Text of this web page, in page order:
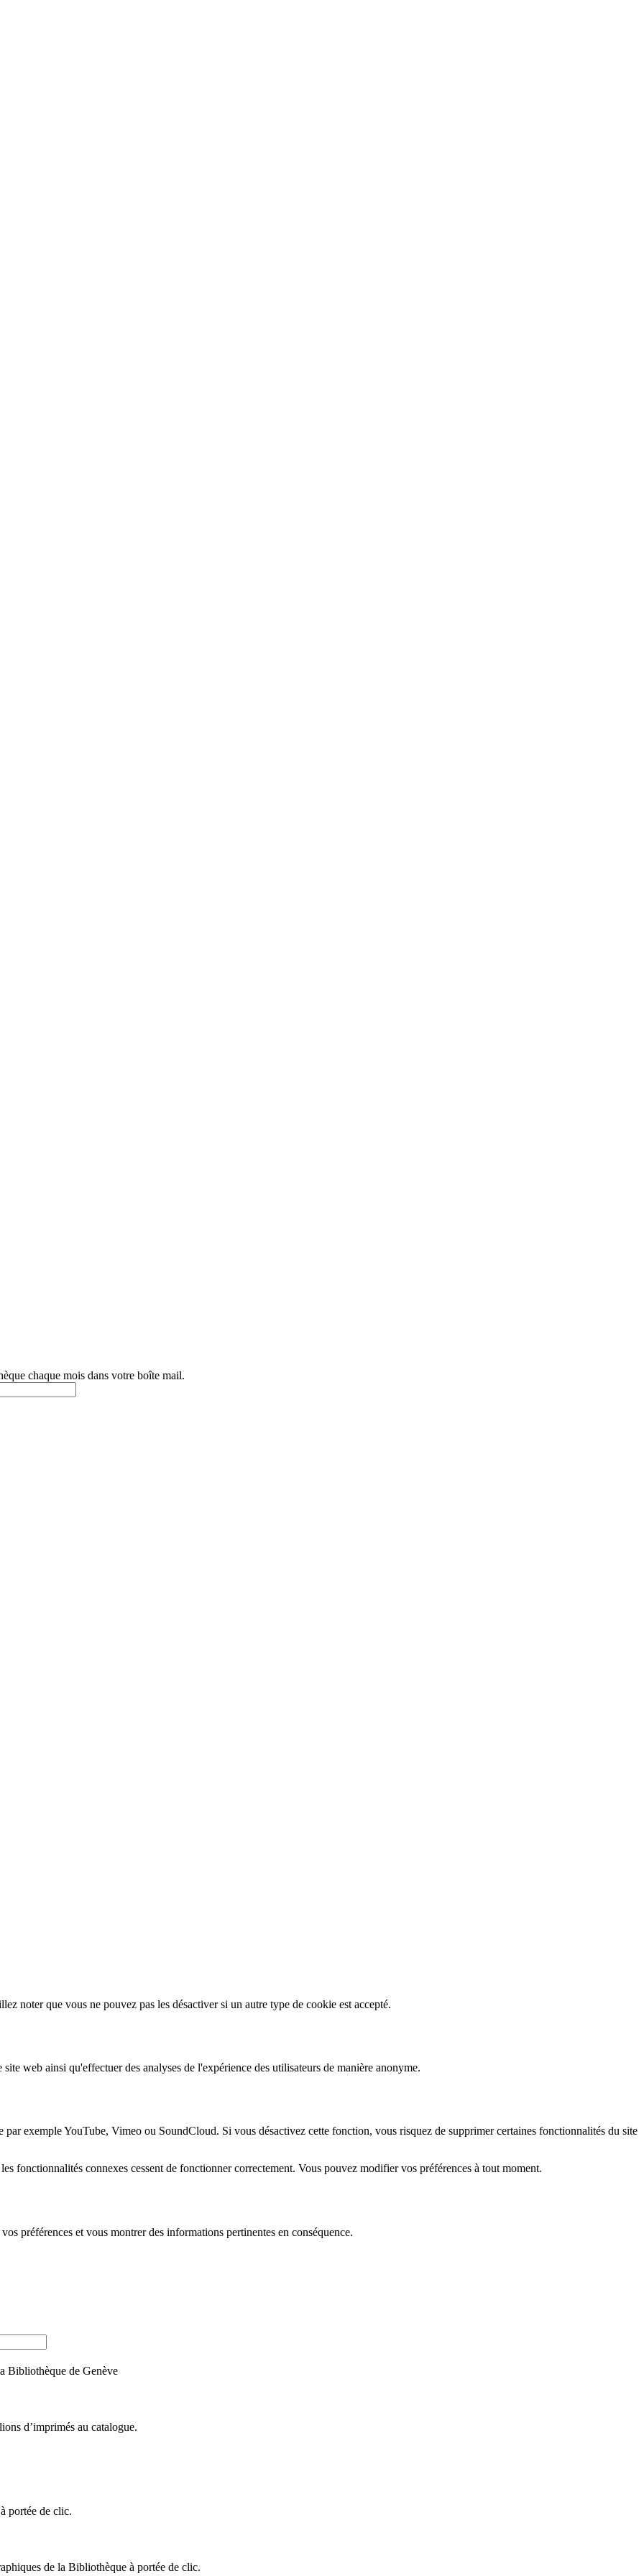
chaque mois dans votre boîte mail.
noter que vous ne pouvez pas les désactiver si un autre type de cookie est accepté.
web ainsi qu'effectuer des analyses de l'expérience des utilisateurs de manière anonyme.
exemple YouTube, Vimeo ou SoundCloud. Si vous désactivez cette fonction, vous risquez de supprimer certaines fonctionnalités du site
fonctionnalités connexes cessent de fonctionner correctement. Vous pouvez modifier vos préférences à tout moment.
préférences et vous montrer des informations pertinentes en conséquence.
Bibliothèque de Genève
d’imprimés au catalogue.
portée de clic.
de la Bibliothèque à portée de clic.